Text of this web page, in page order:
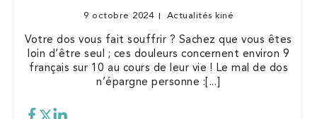
9 octobre 2024 Actualités kiné
Votre dos vous fait souffrir ? Sachez que vous êtes
loin d’être seul ; ces douleurs concernent environ 9
français sur 10 au cours de leur vie ! Le mal de dos
n’épargne personne :[...]